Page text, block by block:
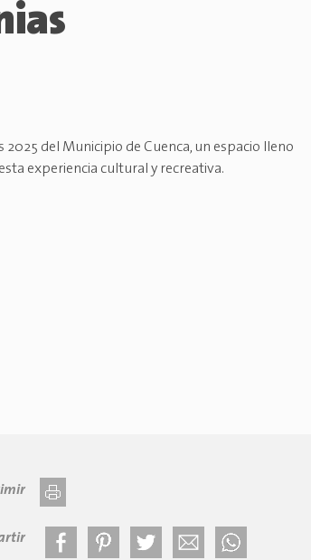
del Municipio de Cuenca, un espacio lleno
experiencia cultural y recreativa.